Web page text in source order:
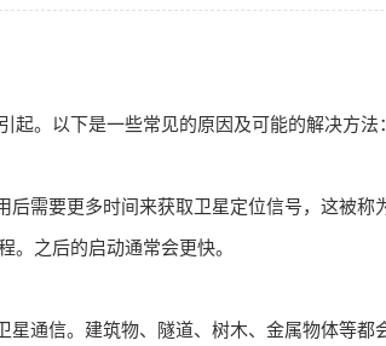
起。以下是一些常见的原因及可能的解决方法
需要更多时间来获取卫星定位信号，这被称
。之后的启动通常会更快。
通信。建筑物、隧道、树木、金属物体等都